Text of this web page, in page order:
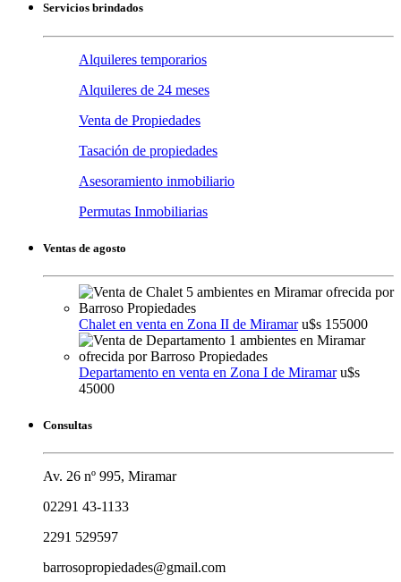
Servicios brindados
Alquileres temporarios
Alquileres de 24 meses
Venta de Propiedades
Tasación de propiedades
Asesoramiento inmobiliario
Permutas Inmobiliarias
Ventas de agosto
Chalet en venta en Zona II de Miramar u$s 155000
Departamento en venta en Zona I de Miramar u$s
45000
Consultas
Av. 26 nº 995, Miramar
02291 43-1133
2291 529597
barrosopropiedades@gmail.com